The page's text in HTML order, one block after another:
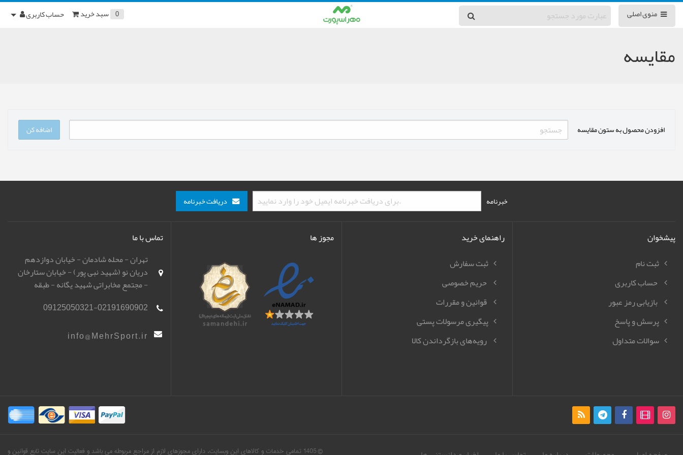
منوی اصلی حساب کاربری 0 سبد خرید
مقایسه
افزودن محصول به ستون مقایسه اضافه کن
خبرنامه دریافت خبرنامه
پیشخوان
ثبت نام
حساب کاربری
بازیابی رمز عبور
پرسش و پاسخ
سوالات متداول
راهنمای خرید
ثبت سفارش
حریم خصوصی
قوانین و مقررات
پیگیری مرسولات پستی
رویه‌های بازگرداندن کالا
مجوز ها
تماس با ما
تهران - محله شادمان - خیابان دوازدهم
دریان نو (شهید نبی پور) - خیابان ستارخان
- مجتمع مخابراتی شهید یگانه - طبقه
(مهرگان)
09125050321-02191690902
info@MehrSport.ir
© 1405 تمامی خدمات و کالاهای این وبسایت، دارای مجوزهای لازم از مراجع مربوطه می باشد و فعالیت این سایت تابع قوانین و